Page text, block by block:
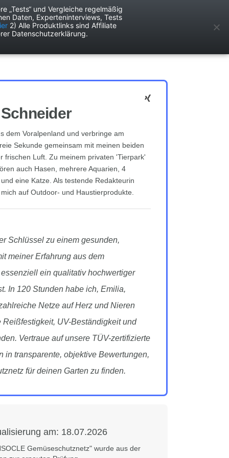
Services
dem Voralpenland und verbringe am
Sekunde gemeinsam mit meinen beiden
frischen Luft. Zu meinem privaten 'Tierpark'
auch Hasen, mehrere Aquarien, 4
eine Katze. Als testende Redakteurin
auf Outdoor- und Haustierprodukte.
Schlüssel zu einem gesunden,
meiner Erfahrung aus dem
ein qualitativ hochwertiger
In 120 Stunden habe ich, Emilia,
Netze auf Herz und Nieren
UV-Beständigkeit und
Vertraue auf unsere TÜV-zertifizierte
in transparente, objektive Bewertungen,
für deinen Garten zu finden.
am: 18.07.2026
Gemüseschutznetz" wurde aus der
„Tests“ und Vergleiche regelmäßig
Daten, Experteninterviews, Tests
2) Alle Produktlinks sind Affiliate
Datenschutzerklärung.